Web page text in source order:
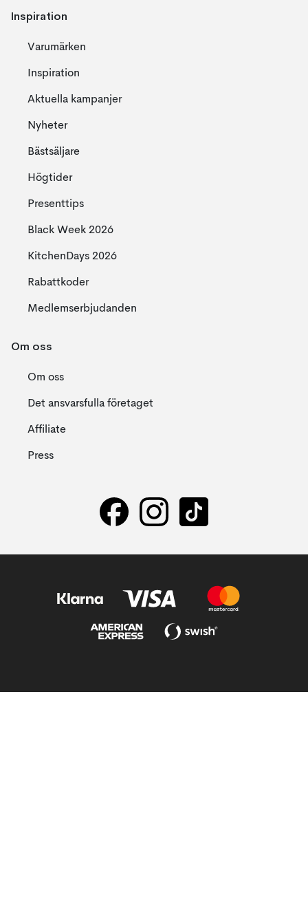
Inspiration
Varumärken
Inspiration
Aktuella kampanjer
Nyheter
Bästsäljare
Högtider
Presenttips
Black Week 2026
KitchenDays 2026
Rabattkoder
Medlemserbjudanden
Om oss
Om oss
Det ansvarsfulla företaget
Affiliate
Press